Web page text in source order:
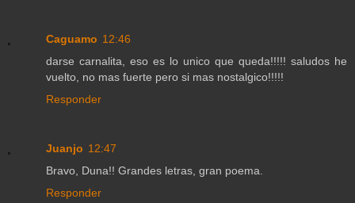
Caguamo 12:46
darse carnalita, eso es lo unico que queda!!!!! saludos he
vuelto, no mas fuerte pero si mas nostalgico!!!!!
Responder
Juanjo 12:47
Bravo, Duna!! Grandes letras, gran poema.
Responder